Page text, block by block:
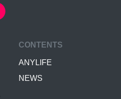
CONTENTS
ANYLIFE
NEWS